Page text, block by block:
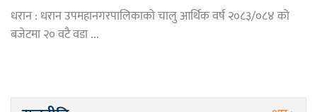
धरान : धरान उपमहानगरपालिकाको चालु आर्थिक वर्ष २०८३/०८४ को
बजेटमा २० वटै वडा ...